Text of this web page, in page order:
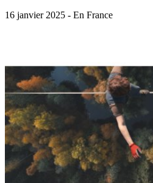
16 janvier 2025 - En France